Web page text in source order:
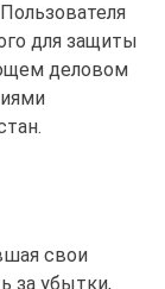
для защиты
деловом
свои
за убытки,